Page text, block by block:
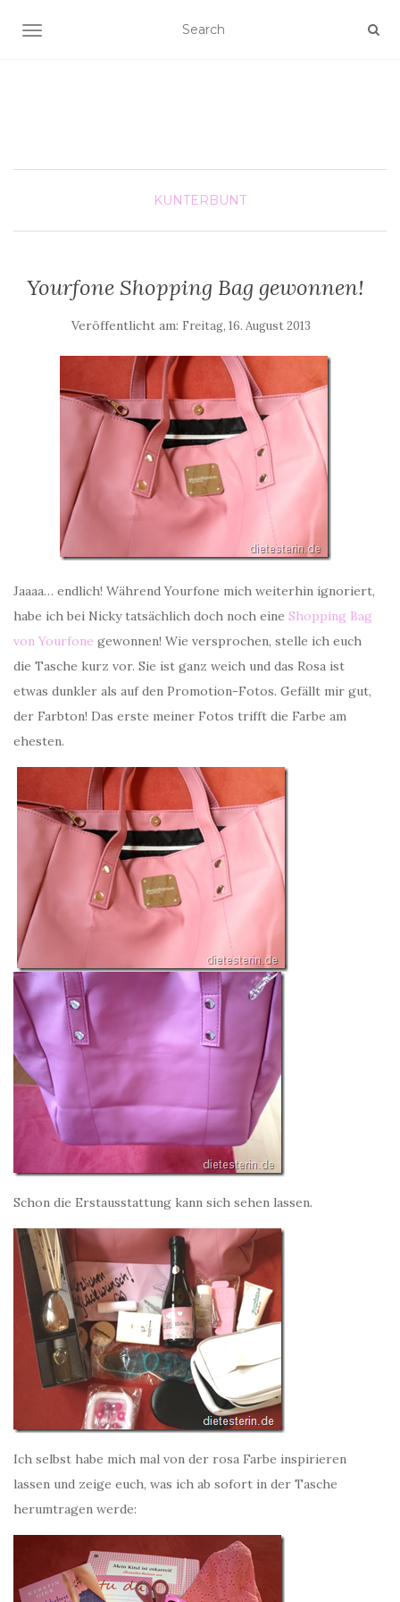
SCHALTE NAVIGATION
KUNTERBUNT
Yourfone Shopping Bag gewonnen!
Veröffentlicht am: Freitag, 16. August 2013
Jaaaa… endlich! Während Yourfone mich weiterhin ignoriert,
habe ich bei Nicky tatsächlich doch noch eine Shopping Bag
von Yourfone gewonnen! Wie versprochen, stelle ich euch
die Tasche kurz vor. Sie ist ganz weich und das Rosa ist
etwas dunkler als auf den Promotion-Fotos. Gefällt mir gut,
der Farbton! Das erste meiner Fotos trifft die Farbe am
ehesten.
Schon die Erstausstattung kann sich sehen lassen.
Ich selbst habe mich mal von der rosa Farbe inspirieren
lassen und zeige euch, was ich ab sofort in der Tasche
herumtragen werde: